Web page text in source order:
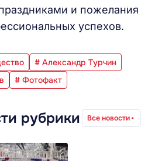
и пожелания
успехов.
# Александр Турчин
# Фотофакт
рубрики Все новости